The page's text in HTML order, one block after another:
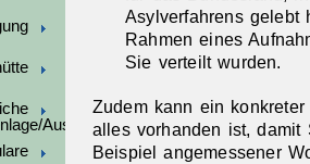
Ausschreibungen
Asylverfahrens
Rahmen eines
Sie verteilt wurden.
Zudem kann ein
alles vorhanden ist,
Beispiel angemessener